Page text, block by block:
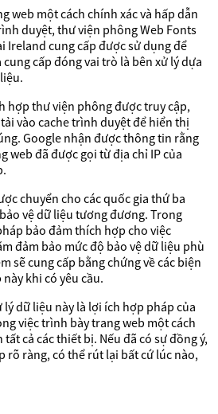
web một cách chính xác và hấp dẫn
duyệt, thư viện phông Web Fonts
Ireland cung cấp được sử dụng để
cấp đóng vai trò là bên xử lý dựa
hợp thư viện phông được truy cập,
vào cache trình duyệt để hiển thị
Google nhận được thông tin rằng
web đã được gọi từ địa chỉ IP của
chuyển cho các quốc gia thứ ba
vệ dữ liệu tương đương. Trong
bảo đảm thích hợp cho việc
đảm bảo mức độ bảo vệ dữ liệu phù
sẽ cung cấp bằng chứng về các biện
khi có yêu cầu.
lý dữ liệu này là lợi ích hợp pháp của
việc trình bày trang web một cách
cả các thiết bị. Nếu đã có sự đồng ý,
rõ ràng, có thể rút lại bất cứ lúc nào,